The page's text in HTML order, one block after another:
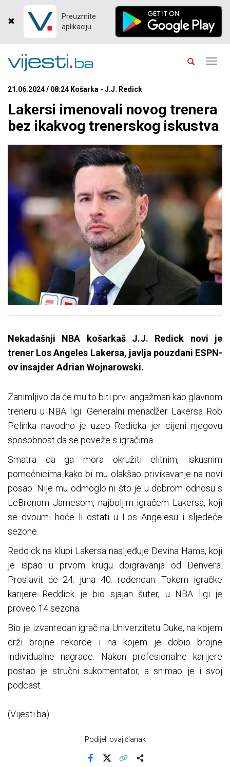
Preuzmite
aplikaciju
21.06.2024 / 08:24 Košarka - J.J. Redick
Lakersi imenovali novog trenera
bez ikakvog trenerskog iskustva
Nekadašnji NBA košarkaš J.J. Redick novi je
trener Los Angeles Lakersa, javlja pouzdani ESPN-
ov insajder Adrian Wojnarowski.
Zanimljivo da će mu to biti prvi angažman kao glavnom
treneru u NBA ligi. Generalni menadžer Lakersa Rob
Pelinka navodno je uzeo Redicka jer cijeni njegovu
sposobnost da se poveže s igračima.
Smatra da ga mora okružiti elitnim, iskusnim
pomoćnicima kako bi mu olakšao privikavanje na novi
posao. Nije mu odmoglo ni što je u dobrom odnosu s
LeBronom Jamesom, najboljim igračem Lakersa, koji
se dvoumi hoće li ostati u Los Angelesu i sljedeće
sezone.
Reddick na klupi Lakersa nasljeđuje Devina Hama, koji
je ispao u prvom krugu doigravanja od Denvera.
Proslavit će 24. juna 40. rođendan. Tokom igračke
karijere Reddick je bio sjajan šuter, u NBA ligi je
proveo 14 sezona.
Bio je izvanredan igrač na Univerzitetu Duke, na kojem
drži brojne rekorde i na kojem je dobio brojne
individualne nagrade. Nakon profesionalne karijere
postao je stručni sukomentator, a snimao je i svoj
podcast.
(Vijesti.ba)
Podijeli ovaj članak